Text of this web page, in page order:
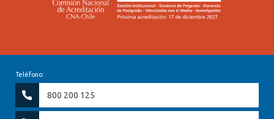
Teléfono:
800 200 125